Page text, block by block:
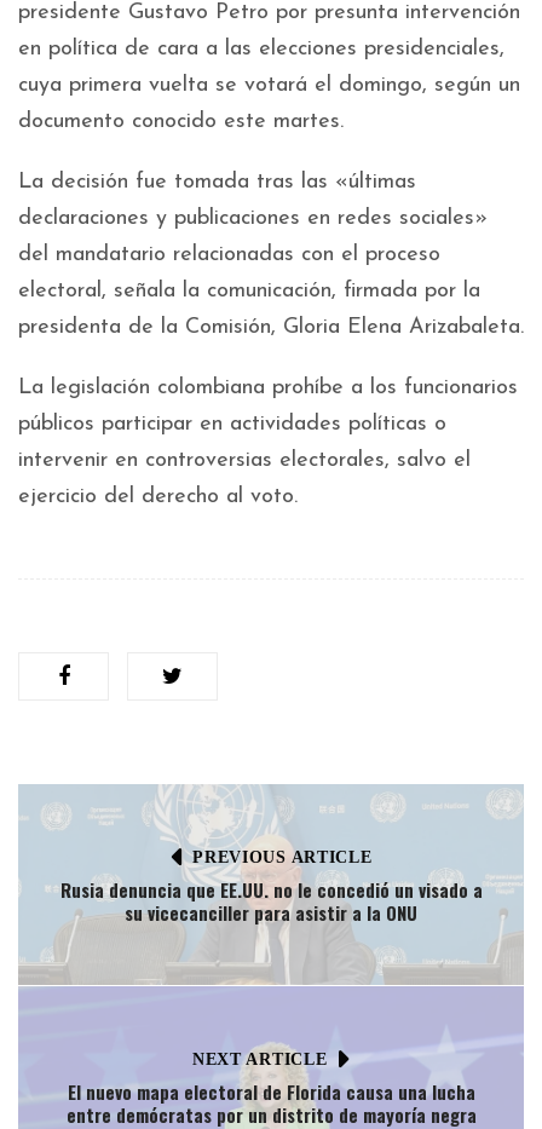
presidente Gustavo Petro por presunta intervención
en política de cara a las elecciones presidenciales,
cuya primera vuelta se votará el domingo, según un
documento conocido este martes.
La decisión fue tomada tras las «últimas
declaraciones y publicaciones en redes sociales»
del mandatario relacionadas con el proceso
electoral, señala la comunicación, firmada por la
presidenta de la Comisión, Gloria Elena Arizabaleta.
La legislación colombiana prohíbe a los funcionarios
públicos participar en actividades políticas o
intervenir en controversias electorales, salvo el
ejercicio del derecho al voto.
PREVIOUS ARTICLE
Rusia denuncia que EE.UU. no le concedió un visado a
su vicecanciller para asistir a la ONU
NEXT ARTICLE
El nuevo mapa electoral de Florida causa una lucha
entre demócratas por un distrito de mayoría negra